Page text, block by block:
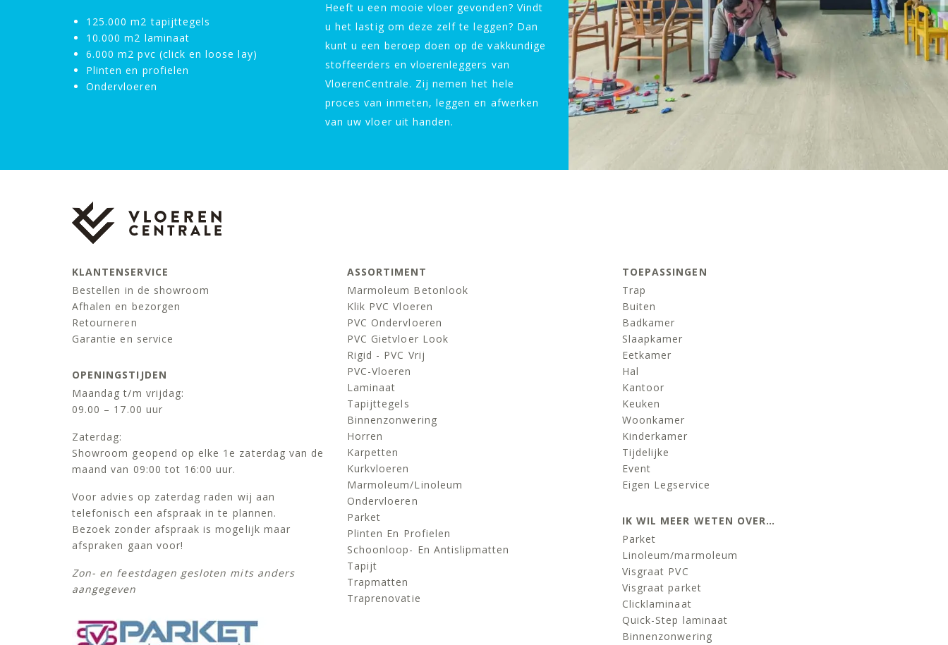
125.000 m2 tapijttegels
10.000 m2 laminaat
6.000 m2 pvc (click en loose lay)
Plinten en profielen
Ondervloeren
Heeft u een mooie vloer gevonden? Vindt
u het lastig om deze zelf te leggen? Dan
kunt u een beroep doen op de vakkundige
stoffeerders en vloerenleggers van
VloerenCentrale. Zij nemen het hele
proces van inmeten, leggen en afwerken
van uw vloer uit handen.
KLANTENSERVICE
Bestellen in de showroom
Afhalen en bezorgen
Retourneren
Garantie en service
OPENINGSTIJDEN
Maandag t/m vrijdag:
09.00 – 17.00 uur
Zaterdag:
Showroom geopend op elke 1e zaterdag van de
maand van 09:00 tot 16:00 uur.
Voor advies op zaterdag raden wij aan
telefonisch een afspraak in te plannen.
Bezoek zonder afspraak is mogelijk maar
afspraken gaan voor!
Zon- en feestdagen gesloten mits anders
aangegeven
ASSORTIMENT
Marmoleum Betonlook
Klik PVC Vloeren
PVC Ondervloeren
PVC Gietvloer Look
Rigid - PVC Vrij
PVC-Vloeren
Laminaat
Tapijttegels
Binnenzonwering
Horren
Karpetten
Kurkvloeren
Marmoleum/linoleum
Ondervloeren
Parket
Plinten En Profielen
Schoonloop- En Antislipmatten
Tapijt
Trapmatten
Traprenovatie
TOEPASSINGEN
Trap
Buiten
Badkamer
Slaapkamer
Eetkamer
Hal
Kantoor
Keuken
Woonkamer
Kinderkamer
Tijdelijke
Event
Eigen Legservice
IK WIL MEER WETEN OVER…
Parket
Linoleum/marmoleum
Visgraat PVC
Visgraat parket
Clicklaminaat
Quick-Step laminaat
Binnenzonwering